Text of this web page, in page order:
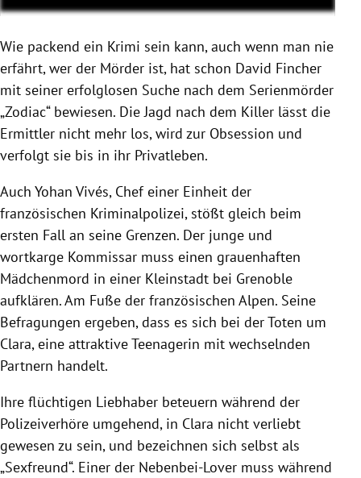
Wie packend ein Krimi sein kann, auch wenn man nie
erfährt, wer der Mörder ist, hat schon David Fincher
mit seiner erfolglosen Suche nach dem Serienmörder
„Zodiac“ bewiesen. Die Jagd nach dem Killer lässt die
Ermittler nicht mehr los, wird zur Obsession und
verfolgt sie bis in ihr Privatleben.
Auch Yohan Vivés, Chef einer Einheit der
französischen Kriminalpolizei, stößt gleich beim
ersten Fall an seine Grenzen. Der junge und
wortkarge Kommissar muss einen grauenhaften
Mädchenmord in einer Kleinstadt bei Grenoble
aufklären. Am Fuße der französischen Alpen. Seine
Befragungen ergeben, dass es sich bei der Toten um
Clara, eine attraktive Teenagerin mit wechselnden
Partnern handelt.
Ihre flüchtigen Liebhaber beteuern während der
Polizeiverhöre umgehend, in Clara nicht verliebt
gewesen zu sein, und bezeichnen sich selbst als
„Sexfreund“. Einer der Nebenbei-Lover muss während